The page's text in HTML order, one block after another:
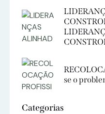
se o
Categorias